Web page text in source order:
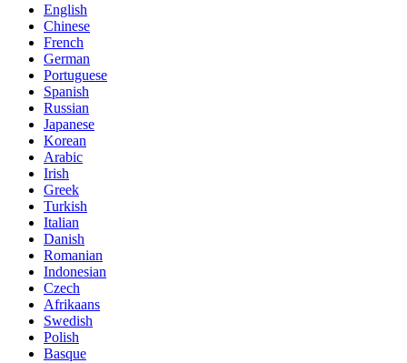
English
Chinese
French
German
Portuguese
Spanish
Russian
Japanese
Korean
Arabic
Irish
Greek
Turkish
Italian
Danish
Romanian
Indonesian
Czech
Afrikaans
Swedish
Polish
Basque